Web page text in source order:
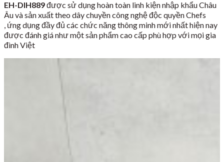
EH-DIH889được sử dụng hoàn toàn linh kiện nhập khẩu Châu
Âu và sản xuất theo dây chuyền công nghệ độc quyền Chefs
, ứng dụng đầy đủ các chức năng thông minh mới nhất hiện nay
được đánh giá như một sản phẩm cao cấp phù hợp với mọi gia
đình Việt